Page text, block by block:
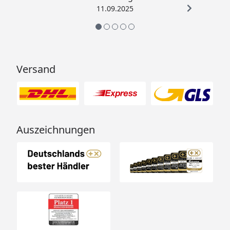
Menge an Beton.
kg/m²
bzw.
KN/m²
si*
60/0,60
122
100/1,00
122
110/1,1
213/2,13
11.09.2025
Versand
Auszeichnungen